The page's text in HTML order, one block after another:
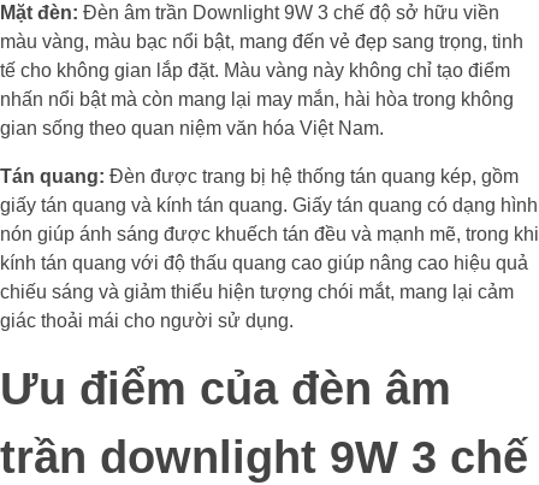
Mặt đèn: Đèn âm trần Downlight 9W 3 chế độ sở hữu viền
màu vàng, màu bạc nổi bật, mang đến vẻ đẹp sang trọng, tinh
tế cho không gian lắp đặt. Màu vàng này không chỉ tạo điểm
nhấn nổi bật mà còn mang lại may mắn, hài hòa trong không
gian sống theo quan niệm văn hóa Việt Nam.
Tán quang: Đèn được trang bị hệ thống tán quang kép, gồm
giấy tán quang và kính tán quang. Giấy tán quang có dạng hình
nón giúp ánh sáng được khuếch tán đều và mạnh mẽ, trong khi
kính tán quang với độ thấu quang cao giúp nâng cao hiệu quả
chiếu sáng và giảm thiểu hiện tượng chói mắt, mang lại cảm
giác thoải mái cho người sử dụng.
Ưu điểm của đèn âm
trần downlight 9W 3 chế